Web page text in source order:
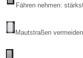
Fähren nehmen:
Mautstraßen vermeiden